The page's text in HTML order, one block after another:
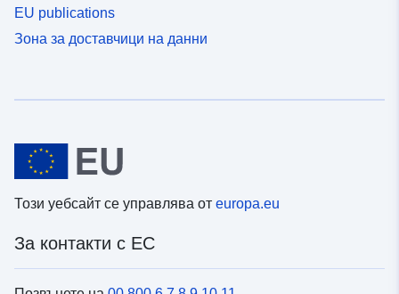
EU publications
Зона за доставчици на данни
Този уебсайт се управлява от europa.eu
За контакти с ЕС